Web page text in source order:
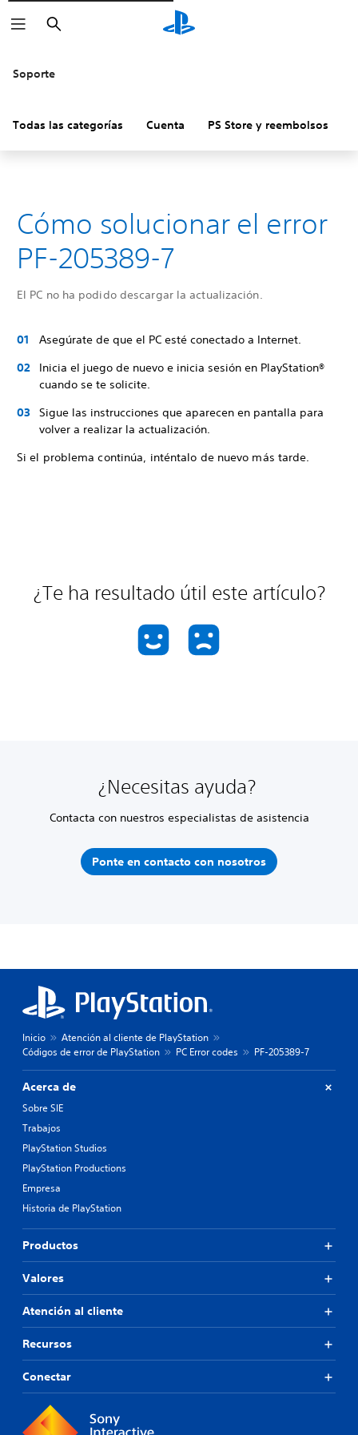
Buscar
Soporte
Todas las categorías Cuenta PS Store y reembolsos
Cómo solucionar el error
PF-205389-7
El PC no ha podido descargar la actualización.
Asegúrate de que el PC esté conectado a Internet.
Inicia el juego de nuevo e inicia sesión en PlayStation®
cuando se te solicite.
Sigue las instrucciones que aparecen en pantalla para
volver a realizar la actualización.
Si el problema continúa, inténtalo de nuevo más tarde.
¿Te ha resultado útil este artículo?
¿Necesitas ayuda?
Contacta con nuestros especialistas de asistencia
Ponte en contacto con nosotros
Inicio
Atención al cliente de PlayStation
Códigos de error de PlayStation
PC Error codes PF-205389-7
Acerca de
Sobre SIE
Trabajos
PlayStation Studios
PlayStation Productions
Empresa
Historia de PlayStation
Productos
Valores
Atención al cliente
Recursos
Conectar